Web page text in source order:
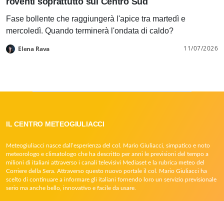
Fase bollente che raggiungerà l'apice tra martedì e
mercoledì. Quando terminerà l'ondata di caldo?
Elena Rava 11/07/2026
IL CENTRO METEOGIULIACCI
Meteogiuliacci nasce dall’esperienza del col. Mario Giuliacci, simpatico e noto
meteorologo e climatologo che ha descritto per anni le previsioni del tempo a
milioni di italiani attraverso i canali televisivi Mediaset e la rubrica meteo del
Corriere della Sera. Attraverso questo nuovo portale il col. Mario Giuliacci ha
scelto di continuare a informare gli italiani fornendo loro un servizio previsionale
serio ma anche bello, innovativo e facile da usare.